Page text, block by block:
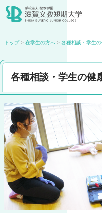
トップ > 在学生の方へ > 各種相談・学生の
各種相談・学生の健